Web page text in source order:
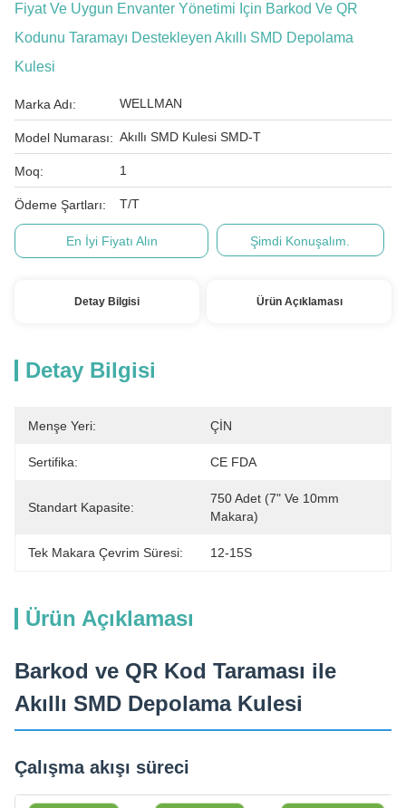
Fiyat Ve Uygun Envanter Yönetimi Için Barkod Ve QR
Kodunu Taramayı Destekleyen Akıllı SMD Depolama
Kulesi
Marka Adı: WELLMAN
Model Numarası: Akıllı SMD Kulesi SMD-T
Moq: 1
Ödeme Şartları: T/T
En İyi Fiyatı Alın Şimdi Konuşalım.
Detay Bilgisi Ürün Açıklaması
Detay Bilgisi
Menşe Yeri: ÇİN
Sertifika: CE FDA
Standart Kapasite:
750 Adet (7" Ve 10mm
Makara)
Tek Makara Çevrim Süresi: 12-15S
Ürün Açıklaması
Barkod ve QR Kod Taraması ile
Akıllı SMD Depolama Kulesi
Çalışma akışı süreci